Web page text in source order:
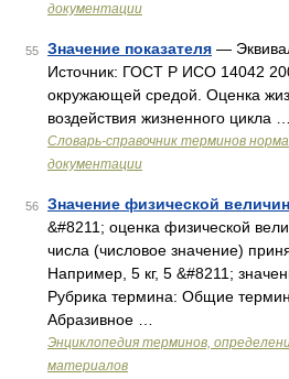
документации
55 Значение показателя —
Источник: ГОСТ Р ИСО 14042
окружающей средой. Оценка
воздействия жизненного цикла …
Словарь-справочник терминов
документации
56 Значение физической
&#8211; оценка физической
числа (числовое значение)
Например, 5 кг, 5 &#8211;
Рубрика термина: Общие
Абразивное …
Энциклопедия терминов,
материалов